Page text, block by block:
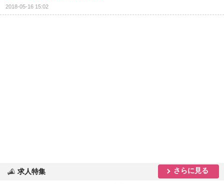
2018-05-16 15:02
求人特集 さらに見る